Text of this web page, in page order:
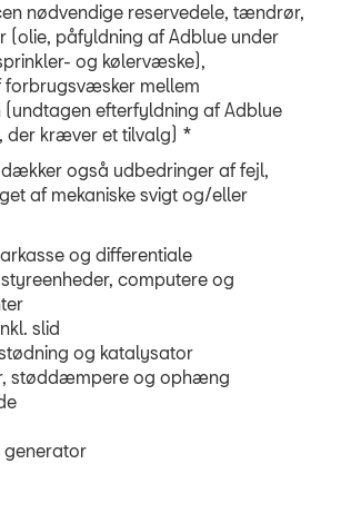
OM OS
nødvendige reservedele, tændrør,
(olie, påfyldning af Adblue under
og kølervæske),
forbrugsvæsker mellem
(undtagen efterfyldning af Adblue
der kræver et tilvalg) *
også udbedringer af fejl,
af mekaniske svigt og/eller
og differentiale
styreenheder, computere og
slid
og katalysator
støddæmpere og ophæng
generator